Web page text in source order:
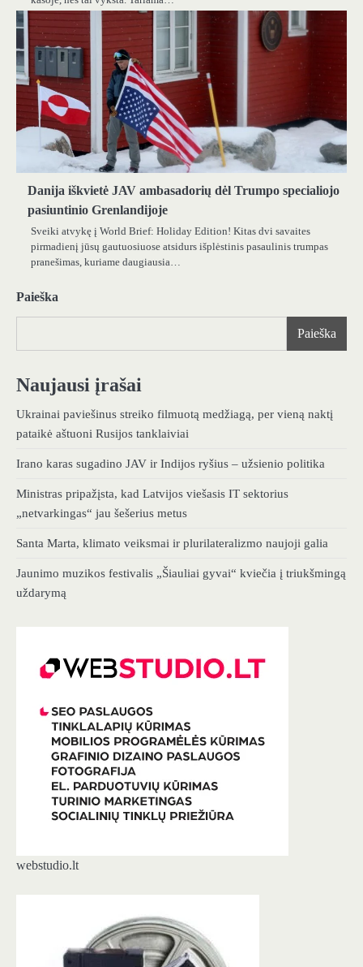
Danija iškvietė JAV ambasadorių dėl Trumpo specialiojo
pasiuntinio Grenlandijoje
Sveiki atvykę į World Brief: Holiday Edition! Kitas dvi savaites
pirmadienį jūsų gautuosiuose atsidurs išplėstinis pasaulinis trumpas
pranešimas, kuriame daugiausia…
Paieška
Paieška
Naujausi įrašai
Ukrainai paviešinus streiko filmuotą medžiagą, per vieną naktį
pataikė aštuoni Rusijos tanklaiviai
Irano karas sugadino JAV ir Indijos ryšius – užsienio politika
Ministras pripažįsta, kad Latvijos viešasis IT sektorius
„netvarkingas“ jau šešerius metus
Santa Marta, klimato veiksmai ir plurilateralizmo naujoji galia
Jaunimo muzikos festivalis „Šiauliai gyvai“ kviečia į triukšmingą
uždarymą
webstudio.lt